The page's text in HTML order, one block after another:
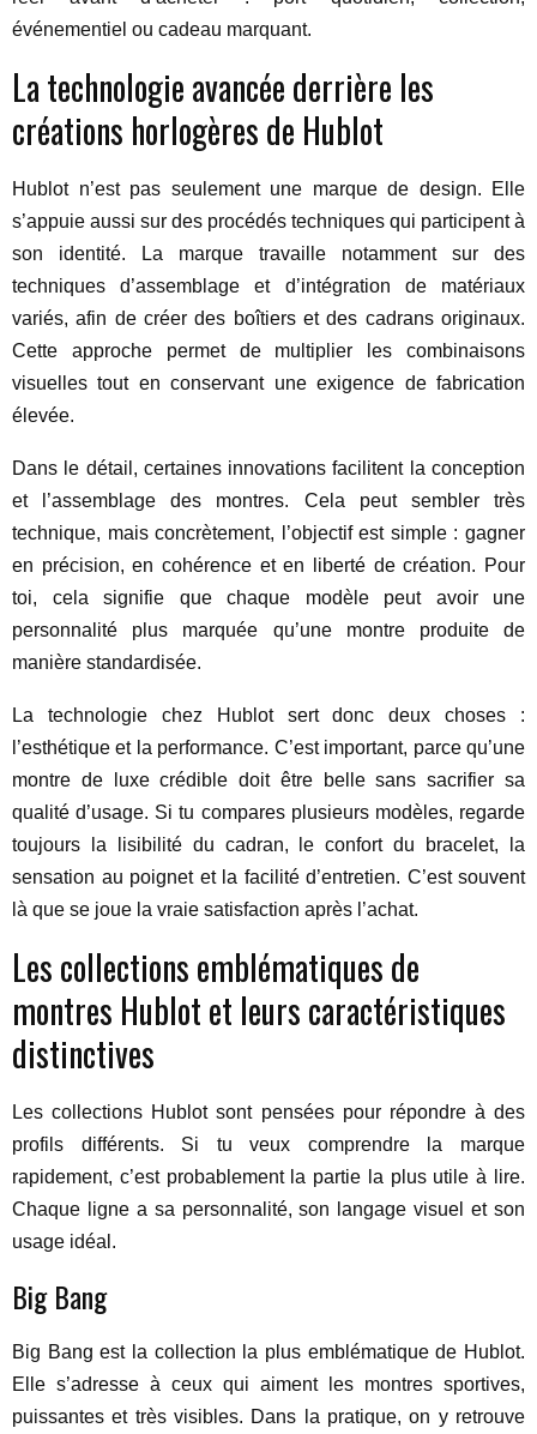
événementiel ou cadeau marquant.
La technologie avancée derrière les
créations horlogères de Hublot
Hublot n’est pas seulement une marque de design. Elle
s’appuie aussi sur des procédés techniques qui participent à
son identité. La marque travaille notamment sur des
techniques d’assemblage et d’intégration de matériaux
variés, afin de créer des boîtiers et des cadrans originaux.
Cette approche permet de multiplier les combinaisons
visuelles tout en conservant une exigence de fabrication
élevée.
Dans le détail, certaines innovations facilitent la conception
et l’assemblage des montres. Cela peut sembler très
technique, mais concrètement, l’objectif est simple : gagner
en précision, en cohérence et en liberté de création. Pour
toi, cela signifie que chaque modèle peut avoir une
personnalité plus marquée qu’une montre produite de
manière standardisée.
La technologie chez Hublot sert donc deux choses :
l’esthétique et la performance. C’est important, parce qu’une
montre de luxe crédible doit être belle sans sacrifier sa
qualité d’usage. Si tu compares plusieurs modèles, regarde
toujours la lisibilité du cadran, le confort du bracelet, la
sensation au poignet et la facilité d’entretien. C’est souvent
là que se joue la vraie satisfaction après l’achat.
Les collections emblématiques de
montres Hublot et leurs caractéristiques
distinctives
Les collections Hublot sont pensées pour répondre à des
profils différents. Si tu veux comprendre la marque
rapidement, c’est probablement la partie la plus utile à lire.
Chaque ligne a sa personnalité, son langage visuel et son
usage idéal.
Big Bang
Big Bang est la collection la plus emblématique de Hublot.
Elle s’adresse à ceux qui aiment les montres sportives,
puissantes et très visibles. Dans la pratique, on y retrouve